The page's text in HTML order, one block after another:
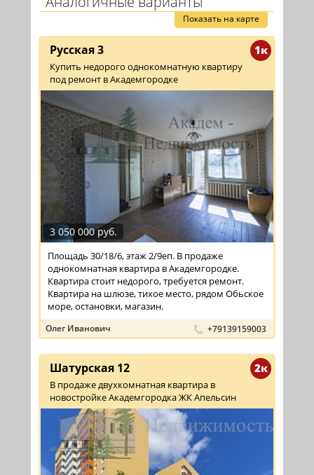
Показать на карте
1к
Русская 3
Купить недорого однокомнатную квартиру
под ремонт в Академгородке
3 050 000 руб.
Площадь 30/18/6, этаж 2/9еп. В продаже
однокомнатная квартира в Академгородке.
Квартира стоит недорого, требуется ремонт.
Квартира на шлюзе, тихое место, рядом Обьское
море, остановки, магазин.
Олег Иванович +79139159003
2к
Шатурская 12
В продаже двухкомнатная квартира в
новостройке Академгородка ЖК Апельсин